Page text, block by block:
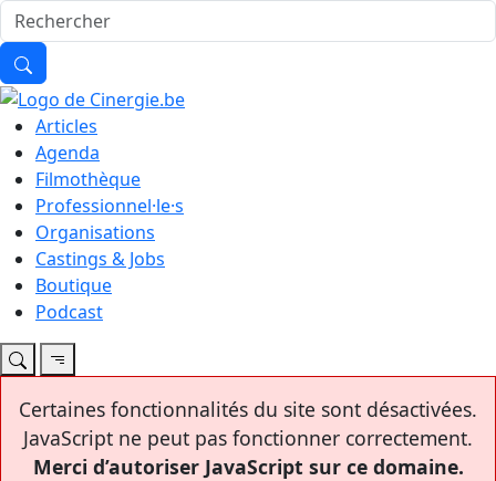
Articles
Agenda
Filmothèque
Professionnel·le·s
Organisations
Castings & Jobs
Boutique
Podcast
Certaines fonctionnalités du site sont désactivées.
JavaScript ne peut pas fonctionner correctement.
Merci d’autoriser JavaScript sur ce domaine.